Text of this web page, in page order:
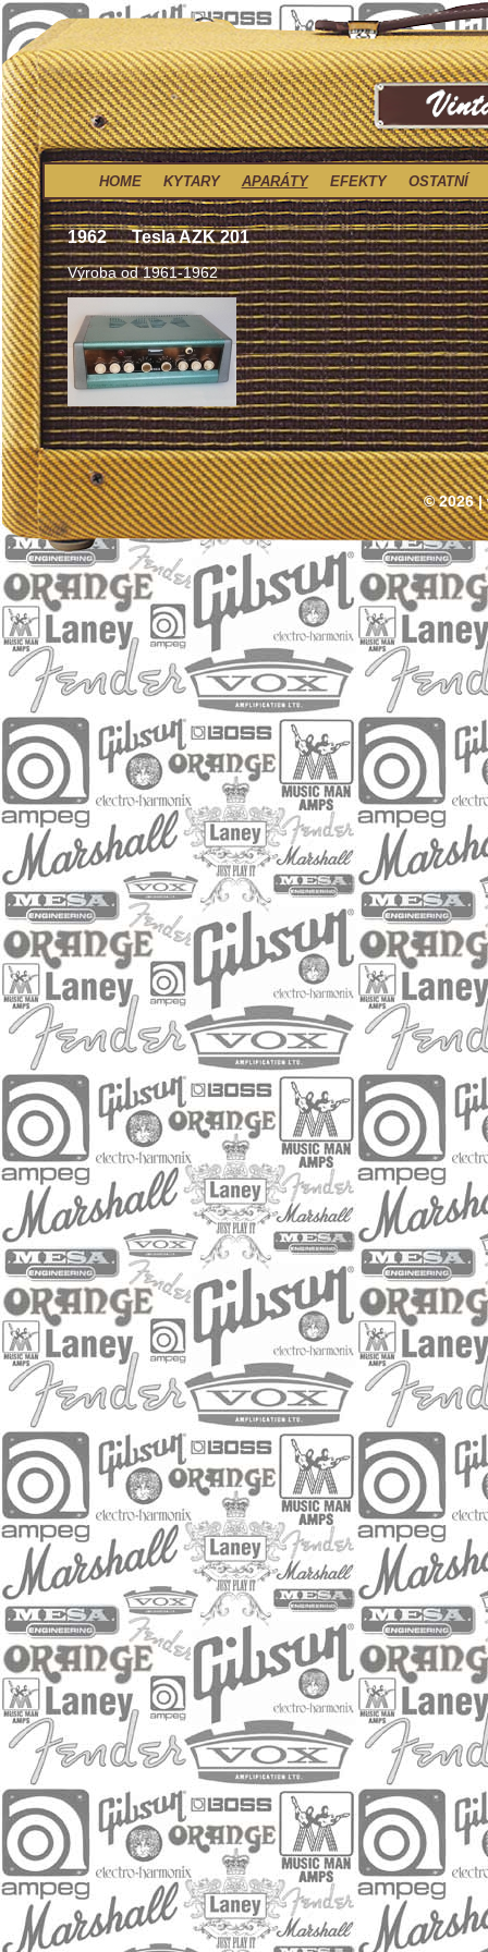
HOME KYTARY APARÁTY EFEKTY OSTATNÍ
1962 Tesla AZK 201
Výroba od 1961-1962
© 2026 |